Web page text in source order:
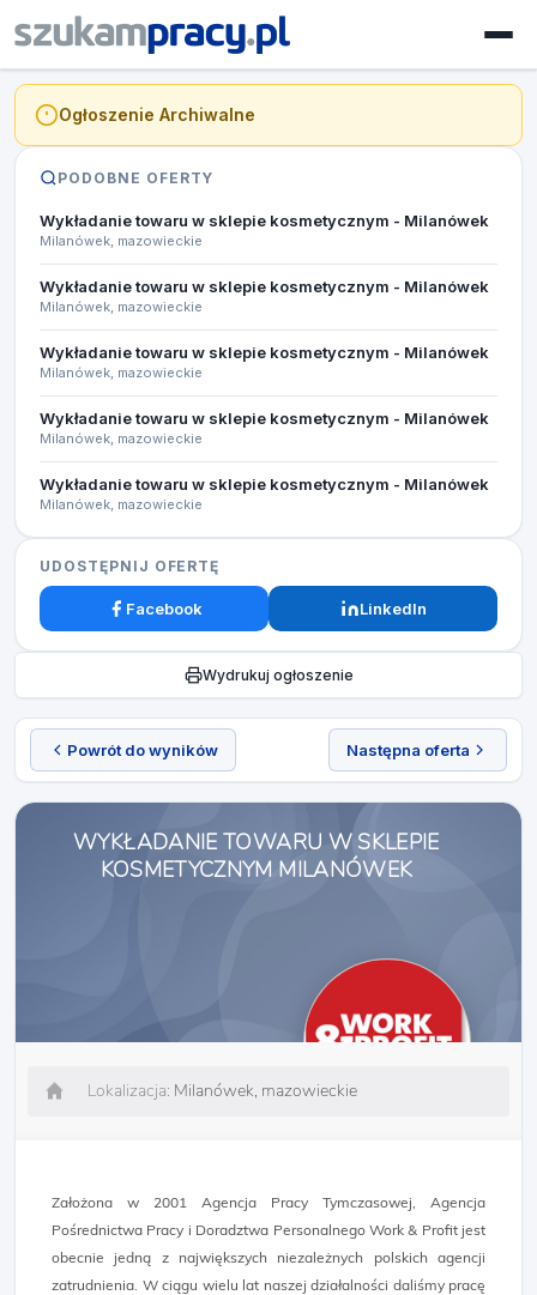
Powrót do wyników Następna oferta
WYKŁADANIE TOWARU W SKLEPIE
KOSMETYCZNYM MILANÓWEK
Lokalizacja: Milanówek, mazowieckie
Założona w 2001 Agencja Pracy Tymczasowej, Agencja
Pośrednictwa Pracy i Doradztwa Personalnego Work & Profit jest
obecnie jedną z największych niezależnych polskich agencji
zatrudnienia. W ciągu wielu lat naszej działalności daliśmy pracę
Ogłoszenie Archiwalne
PODOBNE OFERTY
Wykładanie towaru w sklepie kosmetycznym - Milanówek
Milanówek, mazowieckie
Wykładanie towaru w sklepie kosmetycznym - Milanówek
Milanówek, mazowieckie
Wykładanie towaru w sklepie kosmetycznym - Milanówek
Milanówek, mazowieckie
Wykładanie towaru w sklepie kosmetycznym - Milanówek
Milanówek, mazowieckie
Wykładanie towaru w sklepie kosmetycznym - Milanówek
Milanówek, mazowieckie
UDOSTĘPNIJ OFERTĘ
Facebook LinkedIn
Wydrukuj ogłoszenie